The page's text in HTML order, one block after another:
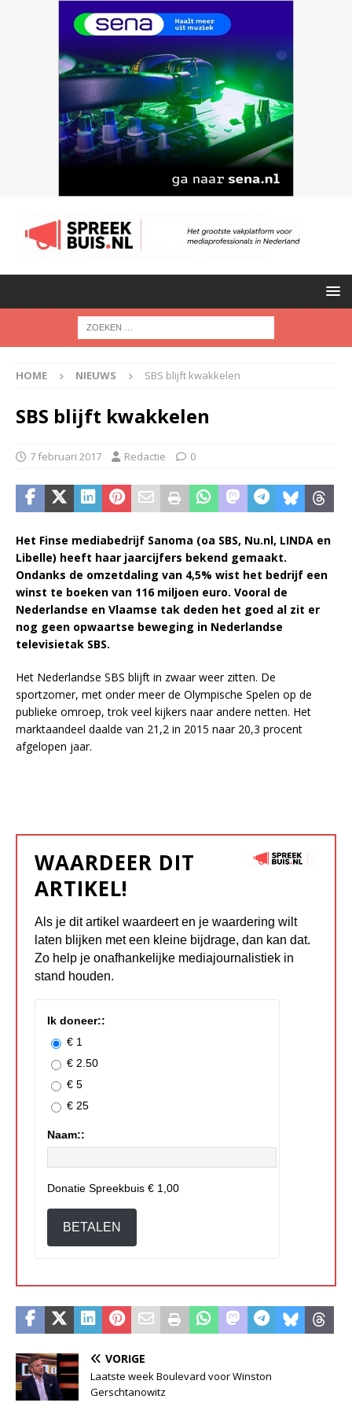
HOME NIEUWS SBS blijft kwakkelen
SBS blijft kwakkelen
7 februari 2017 Redactie 0
Het Finse mediabedrijf Sanoma (oa SBS, Nu.nl, LINDA en
Libelle) heeft haar jaarcijfers bekend gemaakt.
Ondanks de omzetdaling van 4,5% wist het bedrijf een
winst te boeken van 116 miljoen euro. Vooral de
Nederlandse en Vlaamse tak deden het goed al zit er
nog geen opwaartse beweging in Nederlandse
televisietak SBS.
Het Nederlandse SBS blijft in zwaar weer zitten. De
sportzomer, met onder meer de Olympische Spelen op de
publieke omroep, trok veel kijkers naar andere netten. Het
marktaandeel daalde van 21,2 in 2015 naar 20,3 procent
afgelopen jaar.
WAARDEER DIT
ARTIKEL!
Als je dit artikel waardeert en je waardering wilt
laten blijken met een kleine bijdrage, dan kan dat.
Zo help je onafhankelijke mediajournalistiek in
stand houden.
Ik doneer::
€ 1
€ 2.50
€ 5
€ 25
Naam::
Donatie Spreekbuis € 1,00
BETALEN
VORIGE
Laatste week Boulevard voor Winston
Gerschtanowitz